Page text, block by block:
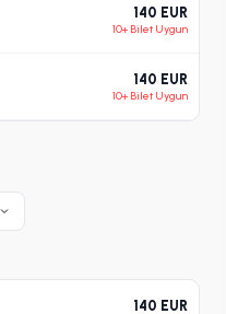
140 EUR
10+ Bilet Uygun
140 EUR
10+ Bilet Uygun
140 EUR